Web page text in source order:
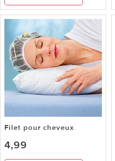
Filet pour cheveux
4,99